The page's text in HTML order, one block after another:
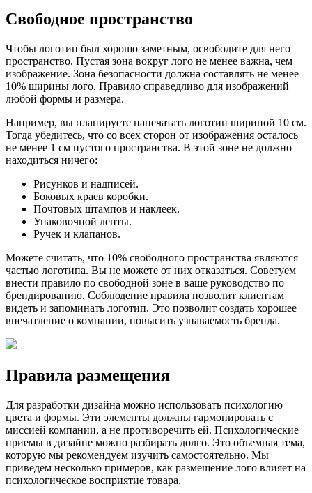
Свободное пространство
Чтобы логотип был хорошо заметным, освободите для него
пространство. Пустая зона вокруг лого не менее важна, чем
изображение. Зона безопасности должна составлять не менее
10% ширины лого. Правило справедливо для изображений
любой формы и размера.
Например, вы планируете напечатать логотип шириной 10 см.
Тогда убедитесь, что со всех сторон от изображения осталось
не менее 1 см пустого пространства. В этой зоне не должно
находиться ничего:
Рисунков и надписей.
Боковых краев коробки.
Почтовых штампов и наклеек.
Упаковочной ленты.
Ручек и клапанов.
Можете считать, что 10% свободного пространства являются
частью логотипа. Вы не можете от них отказаться. Советуем
внести правило по свободной зоне в ваше руководство по
брендированию. Соблюдение правила позволит клиентам
видеть и запоминать логотип. Это позволит создать хорошее
впечатление о компании, повысить узнаваемость бренда.
Правила размещения
Для разработки дизайна можно использовать психологию
цвета и формы. Эти элементы должны гармонировать с
миссией компании, а не противоречить ей. Психологические
приемы в дизайне можно разбирать долго. Это объемная тема,
которую мы рекомендуем изучить самостоятельно. Мы
приведем несколько примеров, как размещение лого влияет на
психологическое восприятие товара.